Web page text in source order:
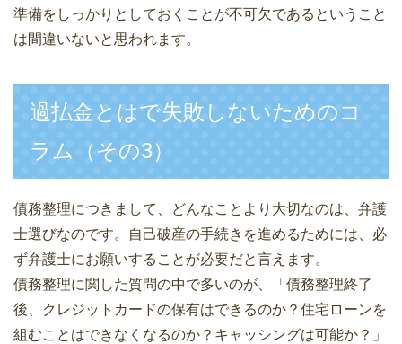
準備をしっかりとしておくことが不可欠であるということ
は間違いないと思われます。
過払金とはで失敗しないためのコ
ラム（その3）
債務整理につきまして、どんなことより大切なのは、弁護
士選びなのです。自己破産の手続きを進めるためには、必
ず弁護士にお願いすることが必要だと言えます。
債務整理に関した質問の中で多いのが、「債務整理終了
後、クレジットカードの保有はできるのか？住宅ローンを
組むことはできなくなるのか？キャッシングは可能か？」